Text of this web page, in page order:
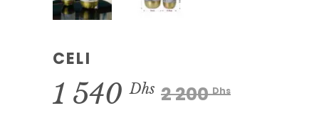
CELI
2 200DhsLe
1 540Dhs Le